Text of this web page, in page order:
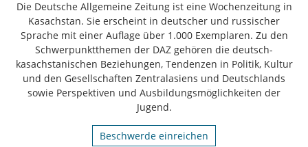
Die Deutsche Allgemeine Zeitung ist eine Wochenzeitung in
Kasachstan. Sie erscheint in deutscher und russischer
Sprache mit einer Auflage über 1.000 Exemplaren. Zu den
Schwerpunktthemen der DAZ gehören die deutsch-
kasachstanischen Beziehungen, Tendenzen in Politik, Kultur
und den Gesellschaften Zentralasiens und Deutschlands
sowie Perspektiven und Ausbildungsmöglichkeiten der
Jugend.
Beschwerde einreichen